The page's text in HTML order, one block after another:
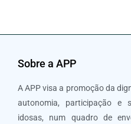
Sobre a APP
A APP visa a promoção da
autonomia, participação e
idosas, num quadro de